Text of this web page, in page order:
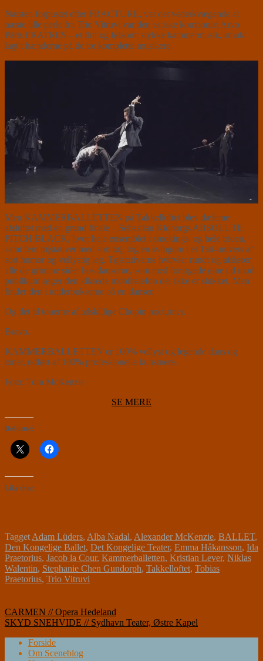
Næsten forpustet efter FRACTURE, var det vederkvægende at
næste lille perle fra Trio Vitruvi var den estiske komponist Arvo
Pärts FRATRES – et fint og følsomt stykke kammermusik, smukt
lagt i hænderne på de tre komplette musikere.
Men KAMMERBALLETTEN på Takkelloftet blev dæleme
afsluttet med en grand finale – Sebastian Kloborgs ABSOLUTE
PITCH BLACK, hvor hele ensemblet i smokings, og hele trioen,
samt fem tøjstativer med sort tøj, tog en svingom i et Tati-univers af
sort humor og vellystig leg. Tøjstativerne hvirvler rundt og afslører
alle de grimme sider hos danserne, som med forargede øjne ud mod
publikum søger den kiksede mobiltelefon der ikke er slukket. Men
finder den i underbukserne på en danser.
Og det til tonerne af adskillige Chopin nocturner.
Bravo.
KAMMERBALLETTEN er 100% vellyst og legende dans og
toner, udført af 100% professionelle kunstnere.
Foto: Tom McKenzie
SE MERE
Del dette:
Like this:
TaggetAdam Lüders, Alba Nadal, Alexander McKenzie, BALLET,
Den Kongelige Ballet, Det Kongelige Teater, Emma Håkansson, Ida
Praetorius, Jacob la Cour, Kammerballetten, Kristian Lever, Niklas
Walentin, Stephanie Chen Gundorph, Takkelloftet, Tobias
Praetorius, Trio Vitruvi
Indlægsnavigation
CARMEN // Opera Hedeland
SKYD SNEHVIDE // Sydhavn Teater, Østre Kapel
Forside
Om Sceneblog